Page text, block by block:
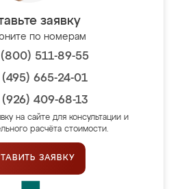
заявку
по номерам
511-89-55
665-24-01
409-68-13
на сайте для консультации и
расчёта стоимости.
ЗАЯВКУ